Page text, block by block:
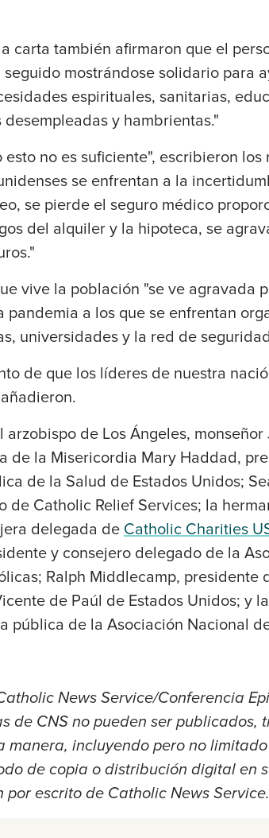
carta también afirmaron que el
mostrándose solidario para
espirituales, sanitarias,
y hambrientas."
no es suficiente", escribieron
se enfrentan a la
se pierde el seguro médico
del alquiler y la hipoteca, se
vive la población "se ve agravada
pandemia a los que se enfrentan
universidades y la red de
de que los líderes de nuestra
arzobispo de Los Ángeles,
de la Misericordia Mary Haddad,
de la Salud de Estados Unidos;
de Catholic Relief Services; la
delegada de Catholic Charities
y consejero delegado de la
Ralph Middlecamp, presidente
de Paúl de Estados Unidos; y
pública de la Asociación Nacional
News Service/Conferencia
de CNS no pueden ser publicados,
manera, incluyendo pero no
de copia o distribución digital en
escrito de Catholic News Service.